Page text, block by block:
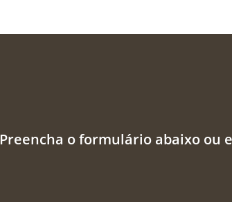
Preencha o formulário abaixo ou